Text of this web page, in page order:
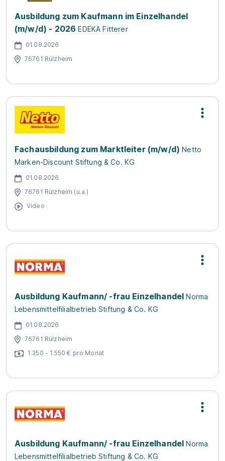
Ausbildung zum Kaufmann im Einzelhandel
(m/w/d) - 2026 EDEKA Fitterer
01.08.2026
76761 Rülzheim
Fachausbildung zum Marktleiter (m/w/d) Netto
Marken-Discount Stiftung & Co. KG
01.08.2026
76761 Rülzheim (u.a.)
Video
Ausbildung Kaufmann/ -frau Einzelhandel Norma
Lebensmittelfilialbetrieb Stiftung & Co. KG
01.08.2026
76761 Rülzheim
1.350 - 1.550 € pro Monat
Ausbildung Kaufmann/ -frau Einzelhandel Norma
Lebensmittelfilialbetrieb Stiftung & Co. KG